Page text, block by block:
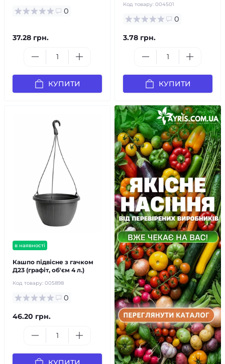
0
37.28 грн.
КУПИТИ
Код товару: 004501
0
3.78 грн.
КУПИТИ
в наявності
Кашпо підвісне з гачком
Д23 (графіт, об'єм 4 л.)
Код товару: 005898
0
46.20 грн.